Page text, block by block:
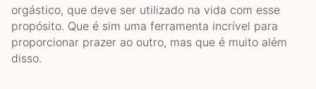
orgástico, que deve ser utilizado na vida com esse
propósito. Que é sim uma ferramenta incrível para
proporcionar prazer ao outro, mas que é muito além
disso.